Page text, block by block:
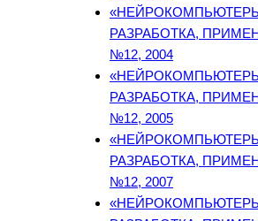
РАЗРАБОТКА,
№12, 2004
РАЗРАБОТКА,
№12, 2005
РАЗРАБОТКА,
№12, 2007